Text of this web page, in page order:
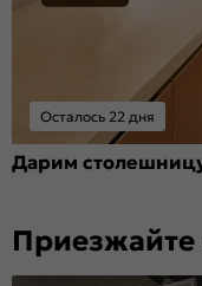
Осталось 22 дня
Дарим